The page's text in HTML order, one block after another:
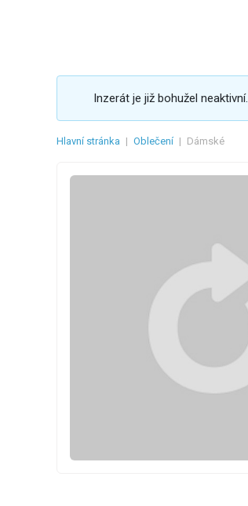
Inzerát je již bohužel neaktivní.
Hlavní stránka | Oblečení | Dámské